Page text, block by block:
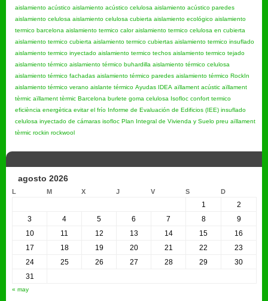
aislamiento acústico aislamiento acústico celulosa aislamiento acústico paredes
aislamiento celulosa aislamiento celulosa cubierta aislamiento ecológico aislamiento
termico barcelona aislamiento termico calor aislamiento termico celulosa en cubierta
aislamiento termico cubierta aislamiento termico cubiertas aislamiento termico insuflado
aislamiento termico inyectado aislamiento termico techos aislamiento termico tejado
aislamiento térmico aislamiento térmico buhardilla aislamiento térmico celulosa
aislamiento térmico fachadas aislamiento térmico paredes aislamiento térmico RockIn
aislamiento térmico verano aislante térmico Ayudas IDEA aïllament acústic aïllament
tèrmic aïllament tèrmic Barcelona burlete goma celulosa Isofloc confort termico
eficiència energètica evitar el frío Informe de Evaluación de Edificios (IEE) insuflado
celulosa inyectado de cámaras isofloc Plan Integral de Vivienda y Suelo preu aïllament
tèrmic rockin rockwool
agosto 2026
L M X J V S D
« may
1
2
3
4 5 6 7 8
9
10
11 12 13 14 15
16
17
18 19 20 21 22
23
24
25 26 27 28 29
30
31